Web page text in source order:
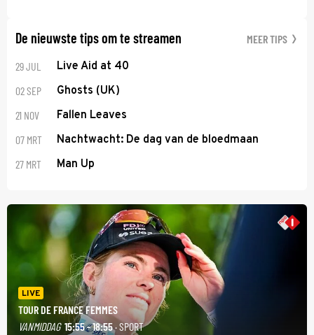
De nieuwste tips om te streamen MEER TIPS
29 JUL Live Aid at 40
02 SEP Ghosts (UK)
21 NOV Fallen Leaves
07 MRT Nachtwacht: De dag van de bloedmaan
27 MRT Man Up
LIVE
TOUR DE FRANCE FEMMES
VANMIDDAG 15:55 - 18:55· SPORT